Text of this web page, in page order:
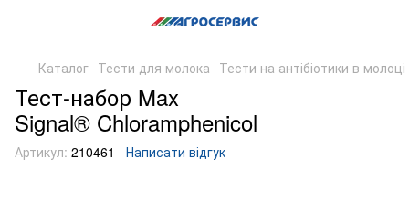
Каталог Тести для молока Тести на антібіотики в молоці
Тест-набор Max
Signal® Chloramphenicol
Артикул: 210461 Написати відгук